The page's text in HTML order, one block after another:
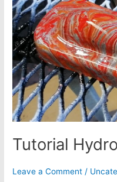
Tutorial
Leave a Comment /
Hydrographics